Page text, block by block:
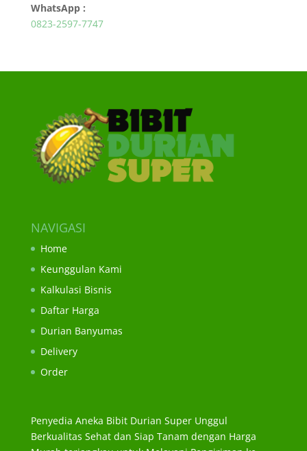
WhatsApp :
0823-2597-7747
NAVIGASI
Home
Keunggulan Kami
Kalkulasi Bisnis
Daftar Harga
Durian Banyumas
Delivery
Order
Penyedia Aneka Bibit Durian Super Unggul
Berkualitas Sehat dan Siap Tanam dengan Harga